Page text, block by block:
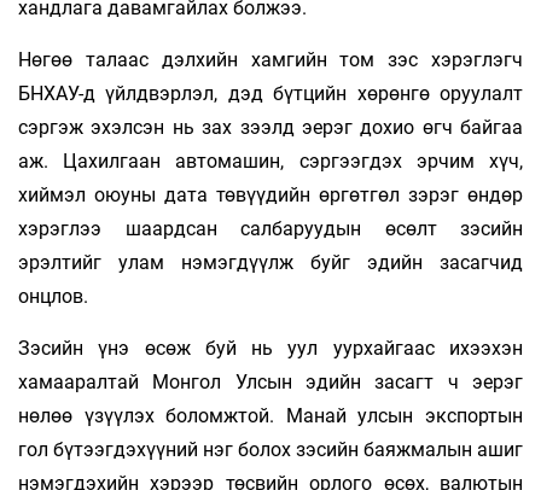
хандлага давамгайлах болжээ.
Нөгөө талаас дэлхийн хамгийн том зэс хэрэглэгч
БНХАУ-д үйлдвэрлэл, дэд бүтцийн хөрөнгө оруулалт
сэргэж эхэлсэн нь зах зээлд эерэг дохио өгч байгаа
аж. Цахилгаан автомашин, сэргээгдэх эрчим хүч,
хиймэл оюуны дата төвүүдийн өргөтгөл зэрэг өндөр
хэрэглээ шаардсан салбаруудын өсөлт зэсийн
эрэлтийг улам нэмэгдүүлж буйг эдийн засагчид
онцлов.
Зэсийн үнэ өсөж буй нь уул уурхайгаас ихээхэн
хамааралтай Монгол Улсын эдийн засагт ч эерэг
нөлөө үзүүлэх боломжтой. Манай улсын экспортын
гол бүтээгдэхүүний нэг болох зэсийн баяжмалын ашиг
нэмэгдэхийн хэрээр төсвийн орлого өсөх, валютын